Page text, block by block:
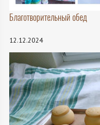
Благотворительный обед
12.12.2024